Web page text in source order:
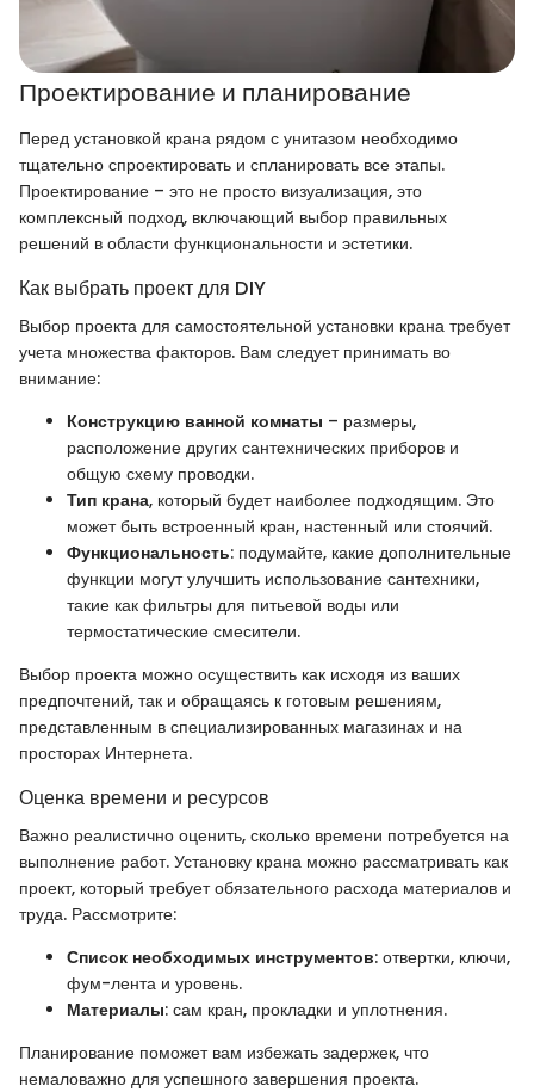
Проектирование и планирование
Перед установкой крана рядом с унитазом необходимо
тщательно спроектировать и спланировать все этапы.
Проектирование – это не просто визуализация, это
комплексный подход, включающий выбор правильных
решений в области функциональности и эстетики.
Как выбрать проект для DIY
Выбор проекта для самостоятельной установки крана требует
учета множества факторов. Вам следует принимать во
внимание:
Конструкцию ванной комнаты – размеры,
расположение других сантехнических приборов и
общую схему проводки.
Тип крана, который будет наиболее подходящим. Это
может быть встроенный кран, настенный или стоячий.
Функциональность: подумайте, какие дополнительные
функции могут улучшить использование сантехники,
такие как фильтры для питьевой воды или
термостатические смесители.
Выбор проекта можно осуществить как исходя из ваших
предпочтений, так и обращаясь к готовым решениям,
представленным в специализированных магазинах и на
просторах Интернета.
Оценка времени и ресурсов
Важно реалистично оценить, сколько времени потребуется на
выполнение работ. Установку крана можно рассматривать как
проект, который требует обязательного расхода материалов и
труда. Рассмотрите:
Список необходимых инструментов: отвертки, ключи,
фум-лента и уровень.
Материалы: сам кран, прокладки и уплотнения.
Планирование поможет вам избежать задержек, что
немаловажно для успешного завершения проекта.